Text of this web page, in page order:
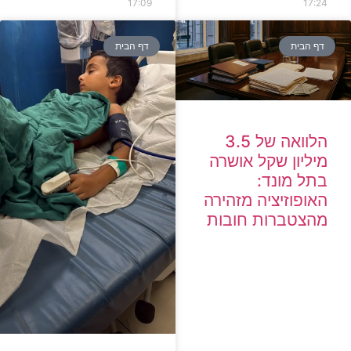
17:24
17:09
דף הבית
הלוואה של 3.5
מיליון שקל אושרה
בתל מונד:
האופוזיציה מזהירה
מהצטברות חובות
דף הבית